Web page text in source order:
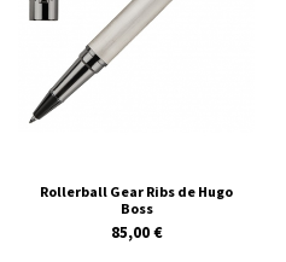
Rollerball Gear Ribs de Hugo
Boss
85,00 €